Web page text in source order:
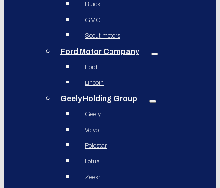
Buick
GMC
Scout motors
Ford Motor Company
Ford
Lincoln
Geely Holding Group
Geely
Volvo
Polestar
Lotus
Zeekr